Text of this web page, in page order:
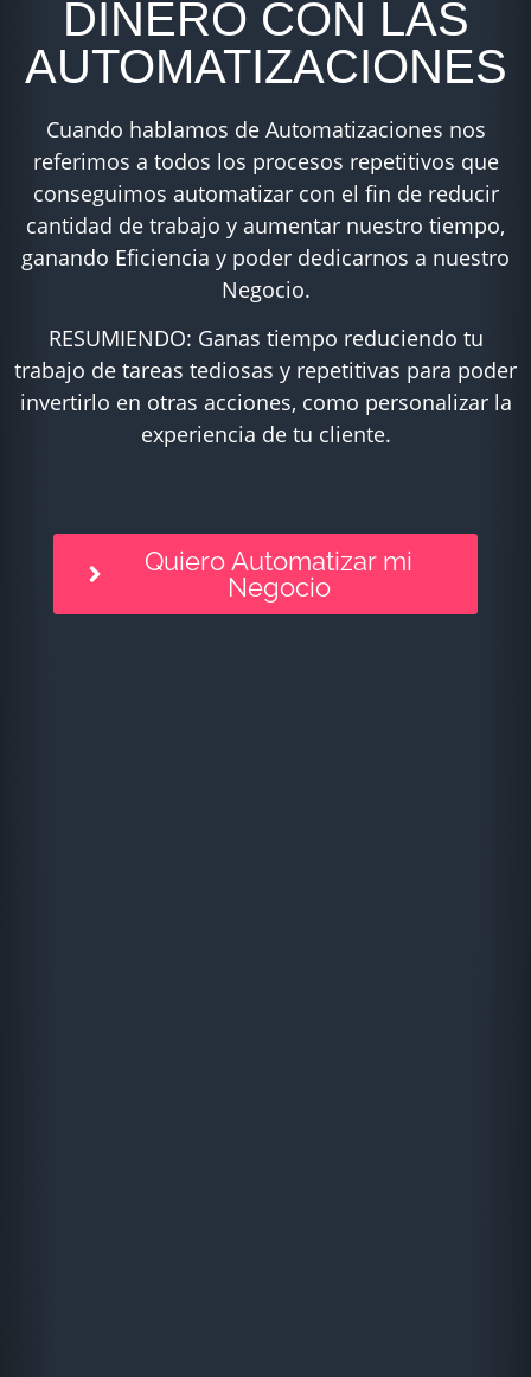
DINERO CON LAS
AUTOMATIZACIONES
Cuando hablamos de Automatizaciones nos
referimos a todos los procesos repetitivos que
conseguimos automatizar con el fin de reducir
cantidad de trabajo y aumentar nuestro tiempo,
ganando Eficiencia y poder dedicarnos a nuestro
Negocio.
RESUMIENDO: Ganas tiempo reduciendo tu
trabajo de tareas tediosas y repetitivas para poder
invertirlo en otras acciones, como personalizar la
experiencia de tu cliente.
Quiero Automatizar mi
Negocio